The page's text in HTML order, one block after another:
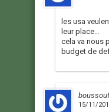
les usa
leur place…
cela va nous
budget de
boussouf
15/11/